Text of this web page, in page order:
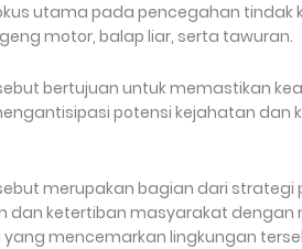
utama pada pencegahan tindak
motor, balap liar, serta tawuran.
bertujuan untuk memastikan
potensi kejahatan dan
merupakan bagian dari strategi
dan ketertiban masyarakat
mencemarkan lingkungan